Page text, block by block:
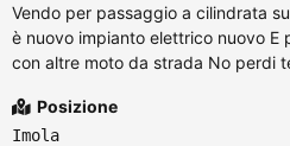
Vendo per passaggio a cilindrata
è nuovo impianto elettrico nuovo E
con altre moto da strada No perdi
Posizione
Imola